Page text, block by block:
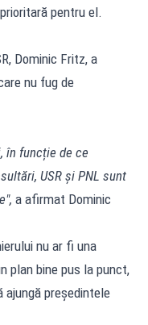
pentru el.
Dominic Fritz, a
nu fug de
în funcție de ce
USR și PNL sunt
a afirmat Dominic
nu ar fi una
plan bine pus la punct,
ajungă președintele